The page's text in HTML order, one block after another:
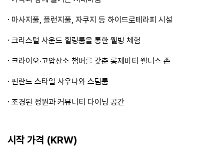
· 마사지풀, 플런지풀, 자쿠지 등 하이드로테라피 시설
· 크리스털 사운드 힐링룸을 통한 웰빙 체험
· 크라이오·고압산소 챔버를 갖춘 롱제비티 웰니스 존
· 핀란드 스타일 사우나와 스팀룸
· 조경된 정원과 커뮤니티 다이닝 공간
시작 가격 (KRW)